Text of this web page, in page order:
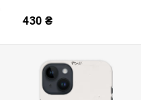
430 ₴